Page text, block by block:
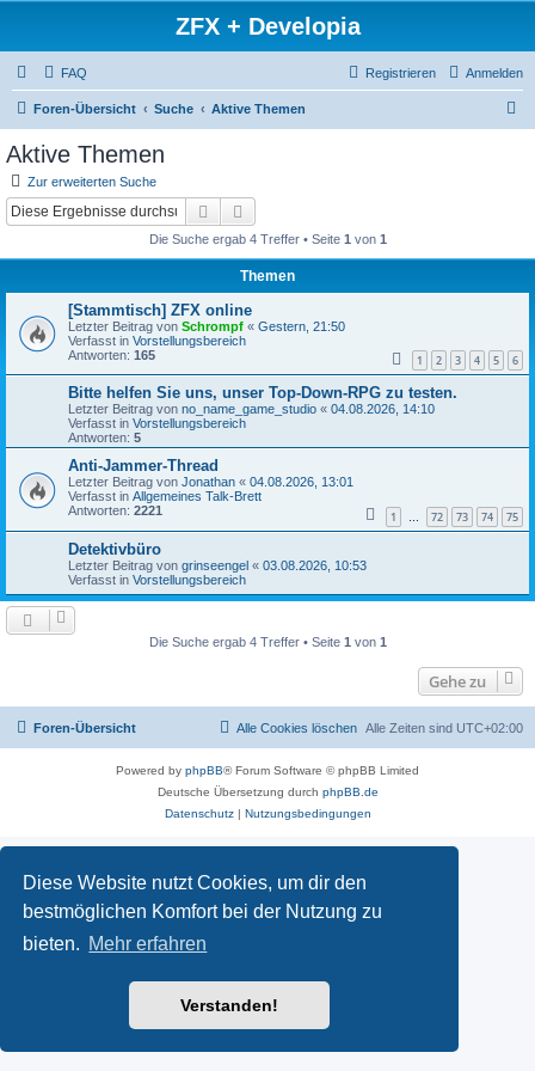
Diese Website nutzt Cookies, um dir den
bestmöglichen Komfort bei der Nutzung zu
bieten. Mehr erfahren
Verstanden!
ZFX + Developia
FAQ Anmelden
Registrieren
Foren-Übersicht Suche Aktive Themen
Aktive Themen
Zur erweiterten Suche
Suche
Die Suche ergab 4 Treffer • Seite 1 von 1
Themen
[Stammtisch] ZFX online
Letzter Beitrag von Schrompf « Gestern, 21:50
Verfasst in Vorstellungsbereich
Antworten: 165 1 2 3 4 5 6
Bitte helfen Sie uns, unser Top-Down-RPG zu testen.
Letzter Beitrag von no_name_game_studio « 04.08.2026, 14:10
Verfasst in Vorstellungsbereich
Antworten: 5
Anti-Jammer-Thread
Letzter Beitrag von Jonathan « 04.08.2026, 13:01
Verfasst in Allgemeines Talk-Brett
Antworten: 2221 1 … 72 73 74 75
Detektivbüro
Letzter Beitrag von grinseengel « 03.08.2026, 10:53
Verfasst in Vorstellungsbereich
Die Suche ergab 4 Treffer • Seite 1 von 1
Gehe zu
Foren-Übersicht Alle Zeiten sind UTC+02:00
Alle Cookies löschen
Powered by phpBB® Forum Software © phpBB Limited
Deutsche Übersetzung durch phpBB.de
Datenschutz| Nutzungsbedingungen